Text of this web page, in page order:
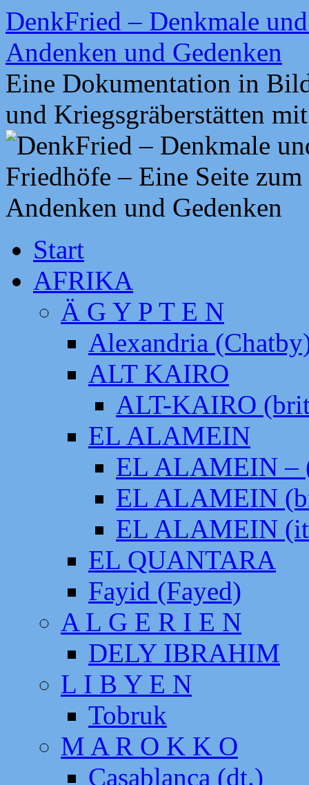
Zum
Inhalt
springen
DenkFried – Denkmale
Andenken und Gedenken
Eine Dokumentation in
und Kriegsgräberstätten
Start
AFRIKA
Ä G Y P T E N
Alexandria
ALT KAIRO
ALT-KAIRO
EL ALAMEIN
EL ALAMEIN –
EL ALAMEIN
EL ALAMEIN
EL QUANTARA
Fayid (Fayed)
A L G E R I E N
DELY IBRAHIM
L I B Y E N
Tobruk
M A R O K K O
Casablanca (dt.)